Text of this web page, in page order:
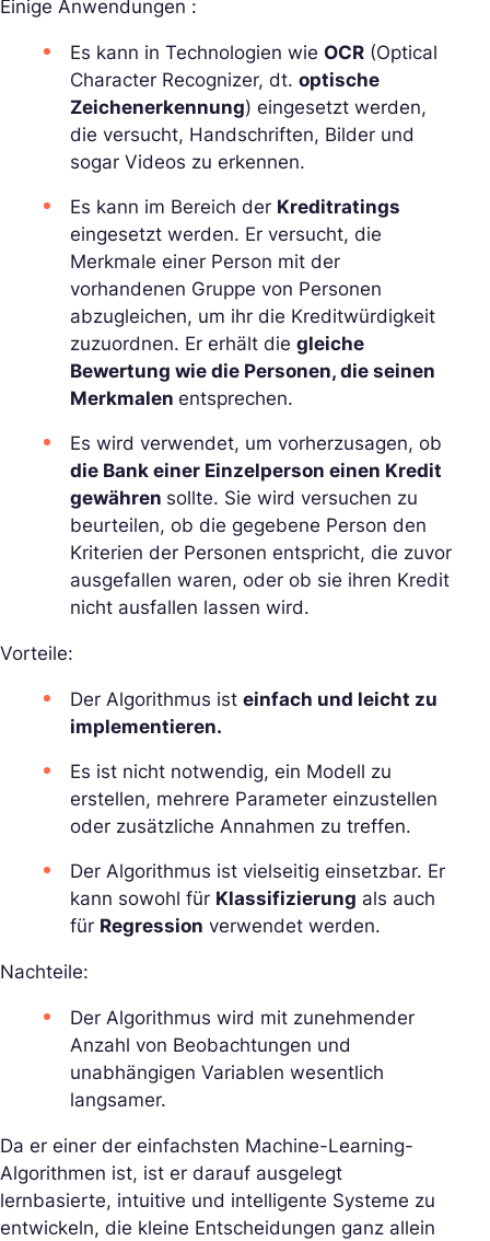
Einige Anwendungen :
Es kann in Technologien wie OCR (Optical
Character Recognizer, dt. optische
Zeichenerkennung) eingesetzt werden,
die versucht, Handschriften, Bilder und
sogar Videos zu erkennen.
Es kann im Bereich der Kreditratings
eingesetzt werden. Er versucht, die
Merkmale einer Person mit der
vorhandenen Gruppe von Personen
abzugleichen, um ihr die Kreditwürdigkeit
zuzuordnen. Er erhält die gleiche
Bewertung wie die Personen, die seinen
Merkmalen entsprechen.
Es wird verwendet, um vorherzusagen, ob
die Bank einer Einzelperson einen Kredit
gewähren sollte. Sie wird versuchen zu
beurteilen, ob die gegebene Person den
Kriterien der Personen entspricht, die zuvor
ausgefallen waren, oder ob sie ihren Kredit
nicht ausfallen lassen wird.
Vorteile:
Der Algorithmus ist einfach und leicht zu
implementieren.
Es ist nicht notwendig, ein Modell zu
erstellen, mehrere Parameter einzustellen
oder zusätzliche Annahmen zu treffen.
Der Algorithmus ist vielseitig einsetzbar. Er
kann sowohl für Klassifizierung als auch
für Regression verwendet werden.
Nachteile:
Der Algorithmus wird mit zunehmender
Anzahl von Beobachtungen und
unabhängigen Variablen wesentlich
langsamer.
Da er einer der einfachsten Machine-Learning-
Algorithmen ist, ist er darauf ausgelegt
lernbasierte, intuitive und intelligente Systeme zu
entwickeln, die kleine Entscheidungen ganz allein